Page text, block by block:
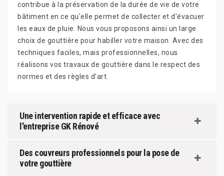
contribue à la préservation de la durée de vie de votre
bâtiment en ce qu'elle permet de collecter et d'évacuer
les eaux de pluie. Nous vous proposons ainsi un large
choix de gouttière pour habiller votre maison. Avec des
techniques faciles, mais professionnelles, nous
réalisons vos travaux de gouttière dans le respect des
normes et des règles d'art.
Une intervention rapide et efficace avec
l'entreprise GK Rénové
Des couvreurs professionnels pour la pose de
votre gouttière